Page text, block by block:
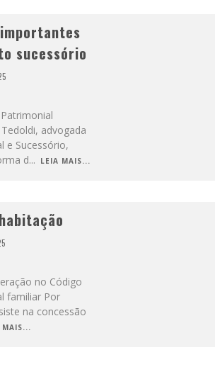
sucessório
advogada
e Sucessório,
d... LEIA MAIS...
no Código
familiar Por
na concessão
MAIS...